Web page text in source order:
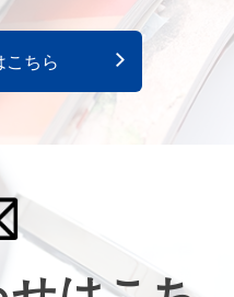
こちら